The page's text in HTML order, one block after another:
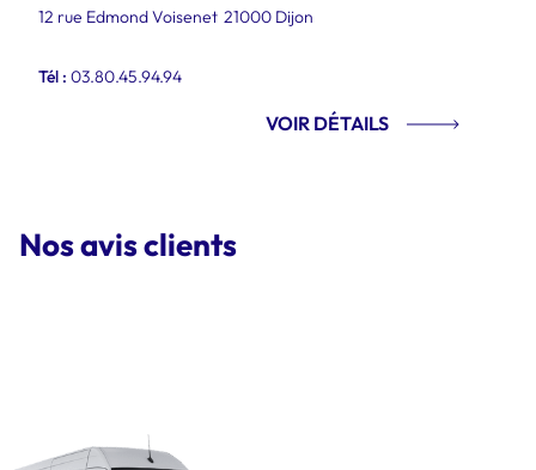
12 rue Edmond Voisenet 21000 Dijon
Tél : 03.80.45.94.94
VOIR DÉTAILS
Nos avis clients